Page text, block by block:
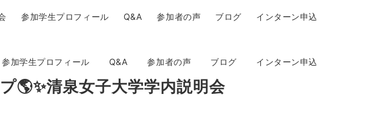
参加学生プロフィール Q&A 参加者の声 ブログ インターン申込
参加学生プロフィール Q&A 参加者の声 ブログ インターン申込
🌎✨清泉女子大学学内説明会